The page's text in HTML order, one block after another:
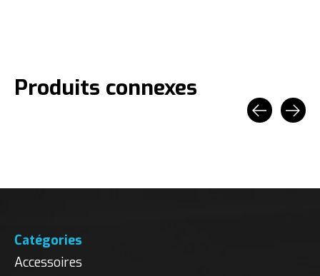
Produits connexes
Catégories
Accessoires